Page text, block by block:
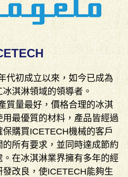
初成立以來，如今已成為
淇淋領域的領導者。
質量最好，價格合理的冰淇
最優質的材料，產品皆經過
購買ICETECH機械的客戶
所有要求，並同時達成節約
在冰淇淋業界擁有多年的經
改良，使ICETECH能夠生